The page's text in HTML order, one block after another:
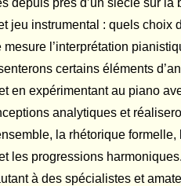
depuis près d’un siècle sur la
jeu instrumental : quels choix
mesure l’interprétation
certains éléments
en expérimentant au piano
analytiques et
la rhétorique
les progressions
à des spécialistes et